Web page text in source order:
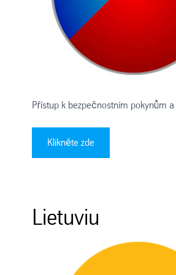
Přístup k bezpečnostním pokynům
Klikněte zde
Lietuviu